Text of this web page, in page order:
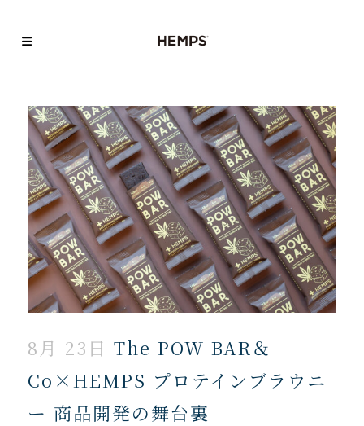
8月 23日 The POW BAR＆
Co×HEMPS プロテインブラウニ
ー 商品開発の舞台裏